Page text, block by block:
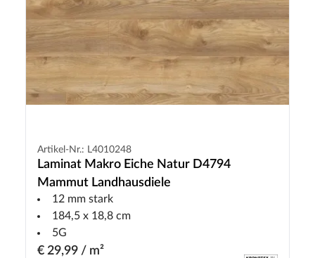
Artikel-Nr.: L4010248
Laminat Makro Eiche Natur D4794
Mammut Landhausdiele
12 mm stark
184,5 x 18,8 cm
5G
€ 29,99 / m²